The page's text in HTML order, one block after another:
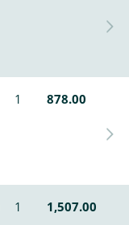
1 878.00
1
1,507.00